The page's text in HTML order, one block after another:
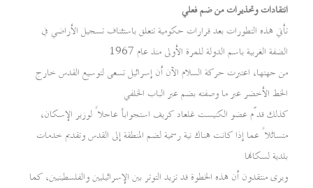
انتقادات وتحذيرات من ضم فعلي
تأتي هذه التطورات بعد قرارات حكومية تتعلق باستئناف تسجيل الأراضي في
الضفة الغربية باسم الدولة للمرة الأولى منذ عام 1967
من جهتها، اعتبرت حركة السلام الآن أن إسرائيل تسعى لتوسيع القدس خارج
الخط الأخضر عبر ما وصفته بضم عبر الباب الخلفي
كذلك قدّم عضو الكنيست غلعاد كريف استجواباً عاجلاً لوزير الإسكان،
متسائلاً عما إذا كانت هناك نية رسمية لضم المنطقة إلى القدس وتقديم خدمات
بلدية لسكانها
ويرى منتقدون أن هذه الخطوة قد تزيد التوتر بين الإسرائيليين والفلسطينيين، كما